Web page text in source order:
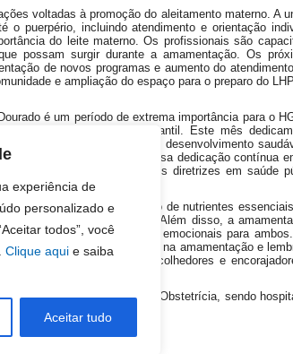
experiência de
personalizado e
todos”, você
Clique aqui e saiba
Aceitar tudo
voltadas à promoção do aleitamento materno. A
o puerpério, incluindo atendimento e orientação
do leite materno. Os profissionais são
possam surgir durante a amamentação. Os
de novos programas e aumento do
e ampliação do espaço para o preparo do
é um período de extrema importância para o
da saúde materno-infantil. Este mês
materno, essencial para o desenvolvimento
iniciativa representa a nossa dedicação contínua
alinhadas às melhores diretrizes em saúde
insubstituível, repleto de nutrientes
desenvolvimento saudável. Além disso, a
que proporciona benefícios emocionais para
superar possíveis desafios na amamentação e
criando ambientes acolhedores e
24h em Ginecologia e Obstetrícia, sendo